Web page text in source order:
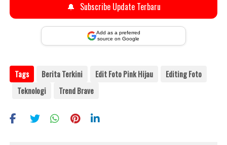
🔔 Subscribe Update Terbaru
Add as a preferred
source on Google
Tags Berita Terkini Edit Foto Pink Hijau
Editing Foto
Teknologi
Trend Brave